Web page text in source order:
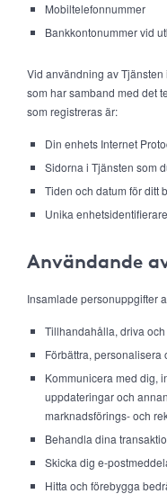
Mobiltelefonnummer
Bankkontonummer vid
Vid användning av
som har samband med det
som registreras är:
Din enhets Internet
Sidorna i Tjänsten som
Tiden och datum för ditt
Unika
Användande
Insamlade personuppgifter
Tillhandahålla, driva
Förbättra, personalisera
Kommunicera med dig,
uppdateringar och
marknadsförings- och
Behandla dina
Skicka dig e-
Hitta och förebygga